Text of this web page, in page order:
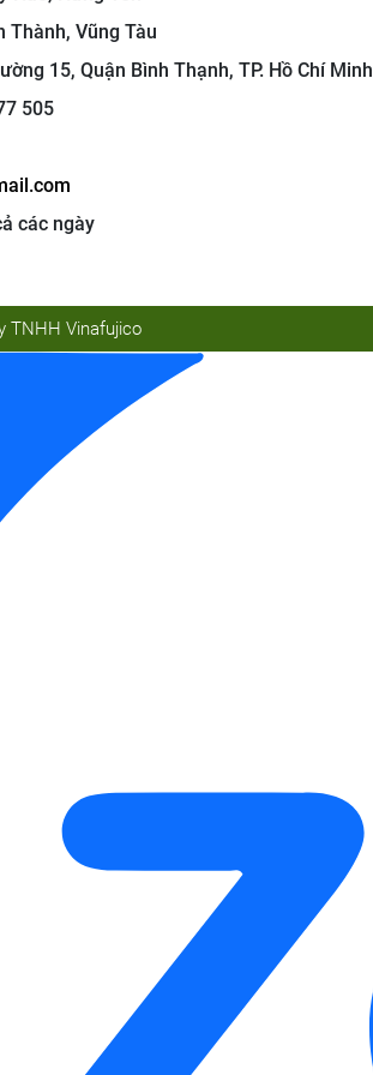
Thành, Vũng Tàu
15, Quận Bình Thạnh, TP. Hồ Chí Minh
505
các ngày
TNHH Vinafujico